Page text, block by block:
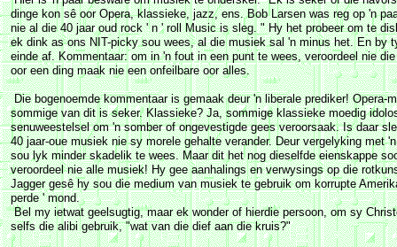
dinge kon sê oor Opera, klassieke, jazz, ens. Bob Larsen was reg op 'n
nie al die 40 jaar oud rock ' n ' roll Music is sleg. " Hy het probeer om te
ek dink as ons NIT-picky sou wees, al die musiek sal 'n minus het. En by
einde af. Kommentaar: om in 'n fout in een punt te wees, veroordeel nie
oor een ding maak nie een onfeilbare oor alles.
Die bogenoemde kommentaar is gemaak deur 'n liberale prediker! Opera-
sommige van dit is seker. Klassieke? Ja, sommige klassieke moedig
senuweestelsel om 'n somber of ongevestigde gees veroorsaak. Is daar
40 jaar-oue musiek nie sy morele gehalte verander. Deur vergelyking met
sou lyk minder skadelik te wees. Maar dit het nog dieselfde eienskappe
veroordeel nie alle musiek! Hy gee aanhalings en verwysings op die
Jagger gesê hy sou die medium van musiek te gebruik om korrupte
perde ' mond.
Bel my ietwat geelsugtig, maar ek wonder of hierdie persoon, om sy
selfs die alibi gebruik, "wat van die dief aan die kruis?"